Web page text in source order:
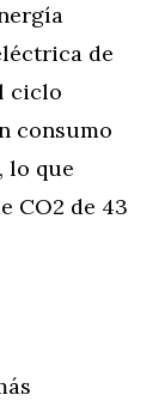
de
ciclo
consumo
lo que
CO2 de 43